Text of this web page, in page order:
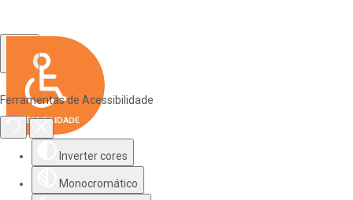
Ferramentas de Acessibilidade
Inverter cores
Monocromático